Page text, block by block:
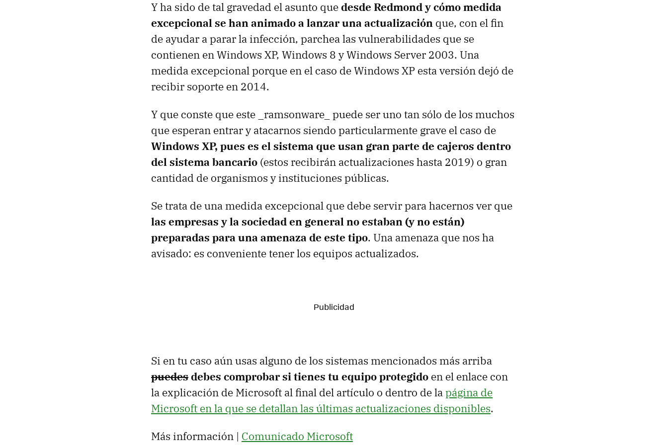
Y ha sido de tal gravedad el asunto quedesde Redmond y cómo medida
excepcional se han animado a lanzar una actualización que, con el fin
de ayudar a parar la infección, parchea las vulnerabilidades que se
contienen en Windows XP, Windows 8 y Windows Server 2003. Una
medida excepcional porque en el caso de Windows XP esta versión dejó de
recibir soporte en 2014.
Y que conste que este _ramsonware_ puede ser uno tan sólo de los muchos
que esperan entrar y atacarnos siendo particularmente grave el caso de
Windows XP, pues es el sistema que usan gran parte de cajeros dentro
del sistema bancario (estos recibirán actualizaciones hasta 2019) o gran
cantidad de organismos y instituciones públicas.
Se trata de una medida excepcional que debe servir para hacernos ver que
las empresas y la sociedad en general no estaban (y no están)
preparadas para una amenaza de este tipo. Una amenaza que nos ha
avisado: es conveniente tener los equipos actualizados.
Si en tu caso aún usas alguno de los sistemas mencionados más arriba
puedesdebes comprobar si tienes tu equipo protegido en el enlace con
la explicación de Microsoft al final del artículo o dentro de lapágina de
Microsoft en la que se detallan las últimas actualizaciones disponibles.
Más información | Comunicado Microsoft